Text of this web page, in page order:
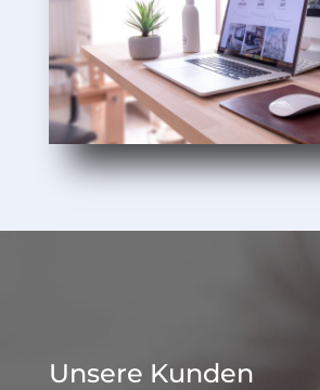
Unsere Kunden